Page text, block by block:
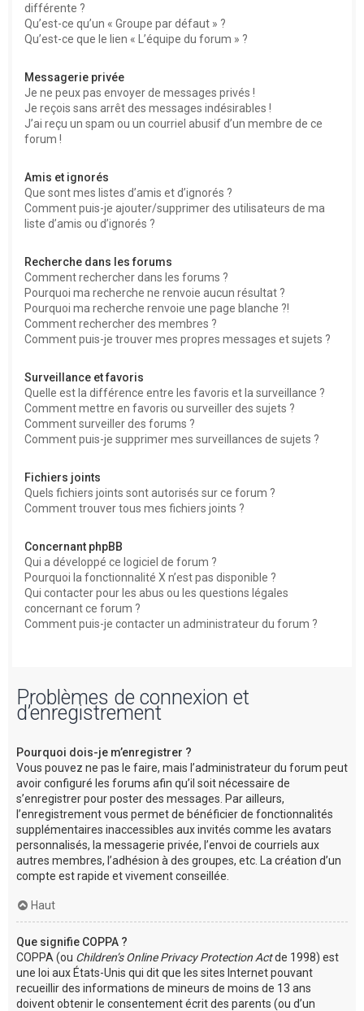
différente ?
Qu’est-ce qu’un « Groupe par défaut » ?
Qu’est-ce que le lien « L’équipe du forum » ?
Messagerie privée
Je ne peux pas envoyer de messages privés !
Je reçois sans arrêt des messages indésirables !
J’ai reçu un spam ou un courriel abusif d’un membre de ce
forum !
Amis et ignorés
Que sont mes listes d’amis et d’ignorés ?
Comment puis-je ajouter/supprimer des utilisateurs de ma
liste d’amis ou d’ignorés ?
Recherche dans les forums
Comment rechercher dans les forums ?
Pourquoi ma recherche ne renvoie aucun résultat ?
Pourquoi ma recherche renvoie une page blanche ?!
Comment rechercher des membres ?
Comment puis-je trouver mes propres messages et sujets ?
Surveillance et favoris
Quelle est la différence entre les favoris et la surveillance ?
Comment mettre en favoris ou surveiller des sujets ?
Comment surveiller des forums ?
Comment puis-je supprimer mes surveillances de sujets ?
Fichiers joints
Quels fichiers joints sont autorisés sur ce forum ?
Comment trouver tous mes fichiers joints ?
Concernant phpBB
Qui a développé ce logiciel de forum ?
Pourquoi la fonctionnalité X n’est pas disponible ?
Qui contacter pour les abus ou les questions légales
concernant ce forum ?
Comment puis-je contacter un administrateur du forum ?
Problèmes de connexion et
d’enregistrement
Pourquoi dois-je m’enregistrer ?
Vous pouvez ne pas le faire, mais l’administrateur du forum peut
avoir configuré les forums afin qu’il soit nécessaire de
s’enregistrer pour poster des messages. Par ailleurs,
l’enregistrement vous permet de bénéficier de fonctionnalités
supplémentaires inaccessibles aux invités comme les avatars
personnalisés, la messagerie privée, l’envoi de courriels aux
autres membres, l’adhésion à des groupes, etc. La création d’un
compte est rapide et vivement conseillée.
Haut
Que signifie COPPA ?
COPPA (ou Children’s Online Privacy Protection Actde 1998) est
une loi aux États-Unis qui dit que les sites Internet pouvant
recueillir des informations de mineurs de moins de 13 ans
doivent obtenir le consentement écrit des parents (ou d’un